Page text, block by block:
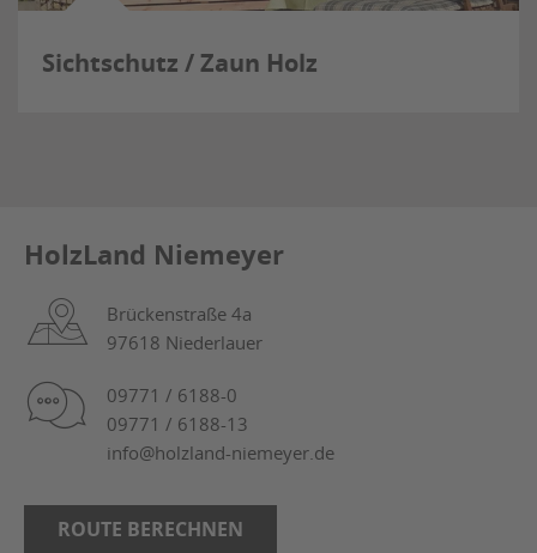
Sichtschutz / Zaun Holz
HolzLand Niemeyer
Brückenstraße 4a
97618 Niederlauer
09771 / 6188-0
09771 / 6188-13
info@holzland-niemeyer.de
ROUTE BERECHNEN